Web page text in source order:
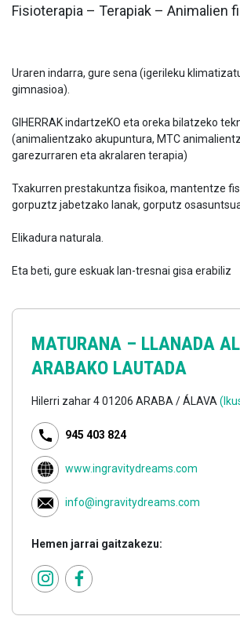
Fisioterapia – Terapiak – Animalien
Uraren indarra, gure sena (igerileku
gimnasioa).
GIHERRAK indartzeKO eta oreka bilatzeko
(animalientzako akupuntura, MTC
garezurraren eta akralaren terapia)
Txakurren prestakuntza fisikoa, mantentze
gorpuztz jabetzako lanak, gorputz
Elikadura naturala.
Eta beti, gure eskuak lan-tresnai gisa erabiliz
MATURANA – LLANADA
ARABAKO LAUTADA
Hilerri zahar 4 01206 ARABA / ÁLAVA
945 403 824
www.ingravitydreams.com
info@ingravitydreams.com
Hemen jarrai gaitzakezu: